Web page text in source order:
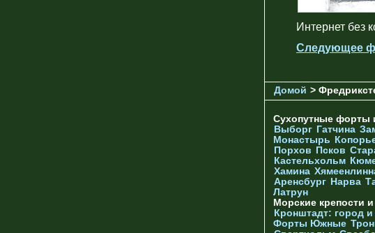
Интернет без
Следующее
Домой >
Сухопутные форты
Выборг Гатчина
Монастырь
Порхов
Псков
Кастельхольм
Хамина
Аренсбург Нарва
Латрун
Морские крепости
Кронштадт: город
Форты Южные